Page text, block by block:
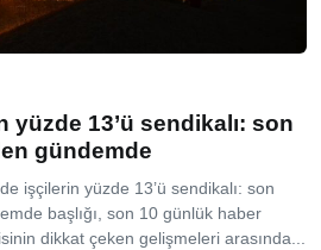
yüzde 13’ü sendikalı: son
gündemde
işçilerin yüzde 13’ü sendikalı: son
başlığı, son 10 günlük haber
dikkat çeken gelişmeleri arasında...